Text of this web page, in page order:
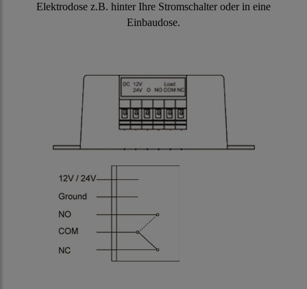
Elektrodose z.B. hinter Ihre Stromschalter oder in eine
Einbaudose.